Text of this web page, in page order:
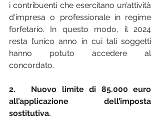
i contribuenti che esercitano un’attività
d'impresa o professionale in regime
forfetario. In questo modo, il 2024
resta l’unico anno in cui tali soggetti
hanno potuto accedere al
concordato.
2.   Nuovo limite di 85.000 euro
all’applicazione dell’imposta
sostitutiva.